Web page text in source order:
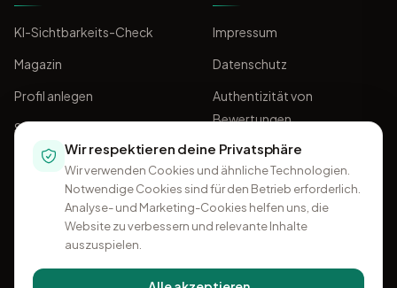
KI-Sichtbarkeits-Check
Magazin
Profil anlegen
Sponsoring
Impressum
Datenschutz
Authentizität von
Bewertungen
AGB
Wir respektieren deine Privatsphäre
Wir verwenden Cookies und ähnliche Technologien.
Notwendige Cookies sind für den Betrieb erforderlich.
Analyse- und Marketing-Cookies helfen uns, die
Website zu verbessern und relevante Inhalte
auszuspielen.